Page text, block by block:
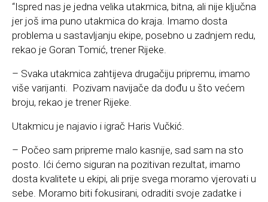
“Ispred nas je jedna velika utakmica, bitna, ali nije ključna
jer još ima puno utakmica do kraja. Imamo dosta
problema u sastavljanju ekipe, posebno u zadnjem redu,
rekao je Goran Tomić, trener Rijeke.
– Svaka utakmica zahtijeva drugačiju pripremu, imamo
više varijanti. Pozivam navijače da dođu u što većem
broju, rekao je trener Rijeke.
Utakmicu je najavio i igrač Haris Vučkić.
– Počeo sam pripreme malo kasnije, sad sam na sto
posto. Ići ćemo siguran na pozitivan rezultat, imamo
dosta kvalitete u ekipi, ali prije svega moramo vjerovati u
sebe. Moramo biti fokusirani, odraditi svoje zadatke i